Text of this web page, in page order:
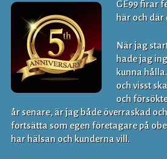
GE99 firar
här och där
När jag
hade jag
kunna
och visst
och
år senare, är jag både överraskad
fortsätta som egen företagare på
har hälsan och kunderna vill.